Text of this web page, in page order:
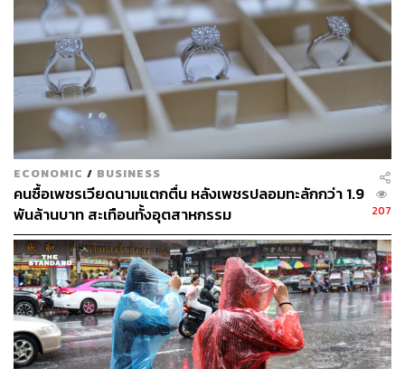
อ้างอิง :
https://www.khmertimeskh.com/501917205/pm-urges
-asean-focus-on-peace-economic-unity-and-border-s
tability/
TAGS: ประเทศไทย UNCLOS Hun Manet
เวียดนาม
กัมพูชา
152
ECONOMIC / BUSINESS
คนซื้อเพชรเวียดนามแตกตื่น หลังเพชรปลอมทะลักกว่า 1.9
พันล้านบาท สะเทือนทั้งอุตสาหกรรม
207